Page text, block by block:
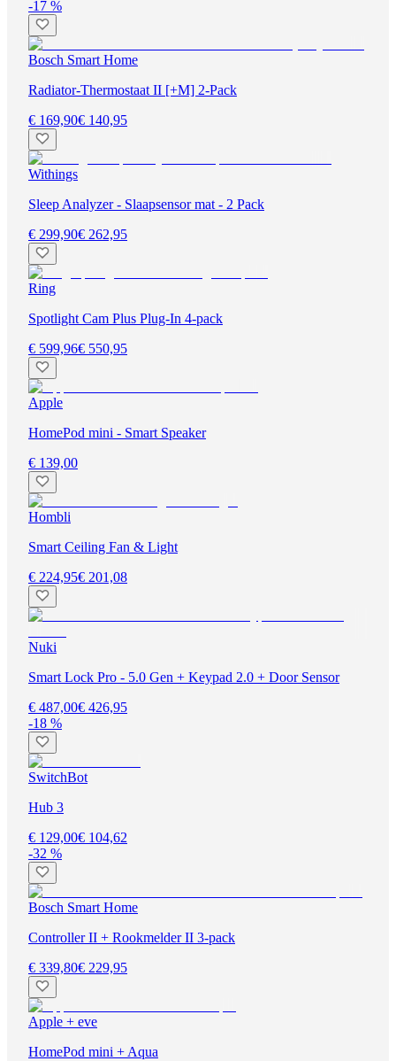
-17 %
Bosch Smart Home
Radiator-Thermostaat II [+M] 2-Pack
€ 169,90€ 140,95
Withings
Sleep Analyzer - Slaapsensor mat - 2 Pack
€ 299,90€ 262,95
Ring
Spotlight Cam Plus Plug-In 4-pack
€ 599,96€ 550,95
Apple
HomePod mini - Smart Speaker
€ 139,00
Hombli
Smart Ceiling Fan & Light
€ 224,95€ 201,08
Nuki
Smart Lock Pro - 5.0 Gen + Keypad 2.0 + Door Sensor
€ 487,00€ 426,95
-18 %
SwitchBot
Hub 3
€ 129,00€ 104,62
-32 %
Bosch Smart Home
Controller II + Rookmelder II 3-pack
€ 339,80€ 229,95
Apple + eve
HomePod mini + Aqua